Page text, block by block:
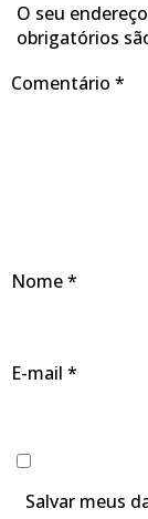
O seu
obrigatórios
Comentário *
Nome*
E-mail *
Salvar meus